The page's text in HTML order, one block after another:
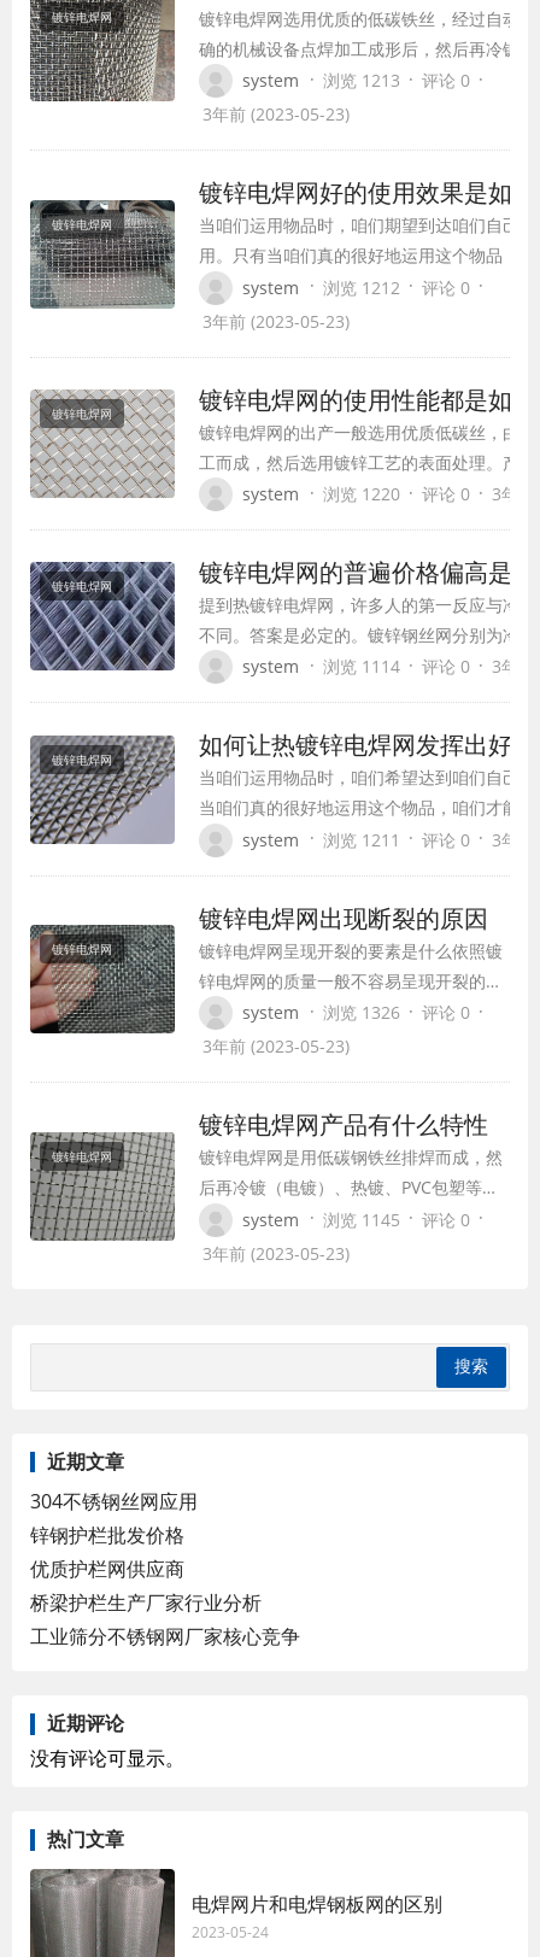
镀锌电焊网
镀锌电焊网选用优质的低碳铁丝，经过自动
确的机械设备点焊加工成形后，然后再冷镀
镀）、热镀、PVC包塑等外表钝化、塑化处理
平坦、网目均匀、焊点结实、部分机加工功
用是否平坦，如果外表出现…
system · 浏览 1213 · 评论 0 ·
3年前 (2023-05-23)
镀锌电焊网
镀锌电焊网好的使用效果是如
当咱们运用物品时，咱们期望到达咱们自己
用。只有当咱们真的很好地运用这个物品，
最终更好地保护咱们想要的作用。你知道怎
镀锌焊接钢丝网更好的运用作用。这一方面
们真实挑选了正确的产品，…
system · 浏览 1212 · 评论 0 ·
3年前 (2023-05-23)
镀锌电焊网 镀锌电焊网的使用性能都是如
镀锌电焊网的出产一般选用优质低碳丝，由
工而成，然后选用镀锌工艺的表面处理。产
坦、规则，完整性好，固结健壮。即便有些
筑业等领域非常流行。 …
system · 浏览 1220 · 评论 0 · 3年
镀锌电焊网 镀锌电焊网的普遍价格偏高是
提到热镀锌电焊网，许多人的第一反应与冷
不同。答案是必定的。镀锌钢丝网分别为冷
网）和热镀锌钢丝网。与冷镀锌钢丝网相比
加工技术的紊乱，其耐腐蚀性强于冷镀锌焊…
system · 浏览 1114 · 评论 0 · 3年
镀锌电焊网 如何让热镀锌电焊网发挥出好
当咱们运用物品时，咱们希望达到咱们自己
当咱们真的很好地运用这个物品，咱们才能
们想要的作用。你知道如何确保热镀锌电焊
们真实挑选了正确的产品，你才能…
system · 浏览 1211 · 评论 0 · 3年
镀锌电焊网
镀锌电焊网出现断裂的原因
镀锌电焊网呈现开裂的要素是什么依照镀
锌电焊网的质量一般不容易呈现开裂的，
可是当镀锌电焊网呈现开裂之后原因较复
杂，那么究竟是什么原因导致镀锌电焊网
接而成。 在生产过程中有焊接工艺。当
然，焊接裂纹是存在的，可是影响镀锌电
焊网的要素是…
system · 浏览 1326 · 评论 0 ·
3年前 (2023-05-23)
镀锌电焊网
镀锌电焊网产品有什么特性
镀锌电焊网是用低碳钢铁丝排焊而成，然
后再冷镀（电镀）、热镀、PVC包塑等表
面钝化、塑化处置、网面平整、网目均
匀、焊点健壮、防蚀性好。镀锌电焊网特
丽、用处等特征。 镀锌电焊网-上锌量介
绍：热镀锌电焊网选用先焊后镀，选用黑
丝的低碳钢丝…
system · 浏览 1145 · 评论 0 ·
3年前 (2023-05-23)
近期文章
304不锈钢丝网应用
锌钢护栏批发价格
优质护栏网供应商
桥梁护栏生产厂家行业分析
工业筛分不锈钢网厂家核心竞争
近期评论
没有评论可显示。
热门文章
电焊网片和电焊钢板网的区别
2023-05-24